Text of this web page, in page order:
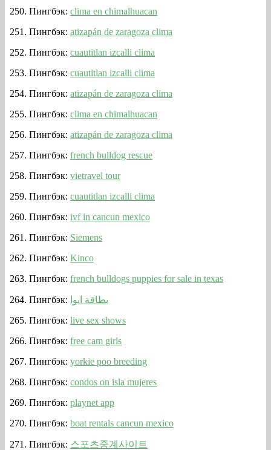
Пингбэк: clima en chimalhuacan
Пингбэк: atizapán de zaragoza clima
Пингбэк: cuautitlan izcalli clima
Пингбэк: cuautitlan izcalli clima
Пингбэк: atizapán de zaragoza clima
Пингбэк: clima en chimalhuacan
Пингбэк: atizapán de zaragoza clima
Пингбэк: french bulldog rescue
Пингбэк: vietravel tour
Пингбэк: cuautitlan izcalli clima
Пингбэк: ivf in cancun mexico
Пингбэк: Siemens
Пингбэк: Kinco
Пингбэк: french bulldogs puppies for sale in texas
Пингбэк: بطاقة ايوا
Пингбэк: live sex shows
Пингбэк: free cam girls
Пингбэк: yorkie poo breeding
Пингбэк: condos on isla mujeres
Пингбэк: playnet app
Пингбэк: boat rentals cancun mexico
Пингбэк: 스포츠중계사이트